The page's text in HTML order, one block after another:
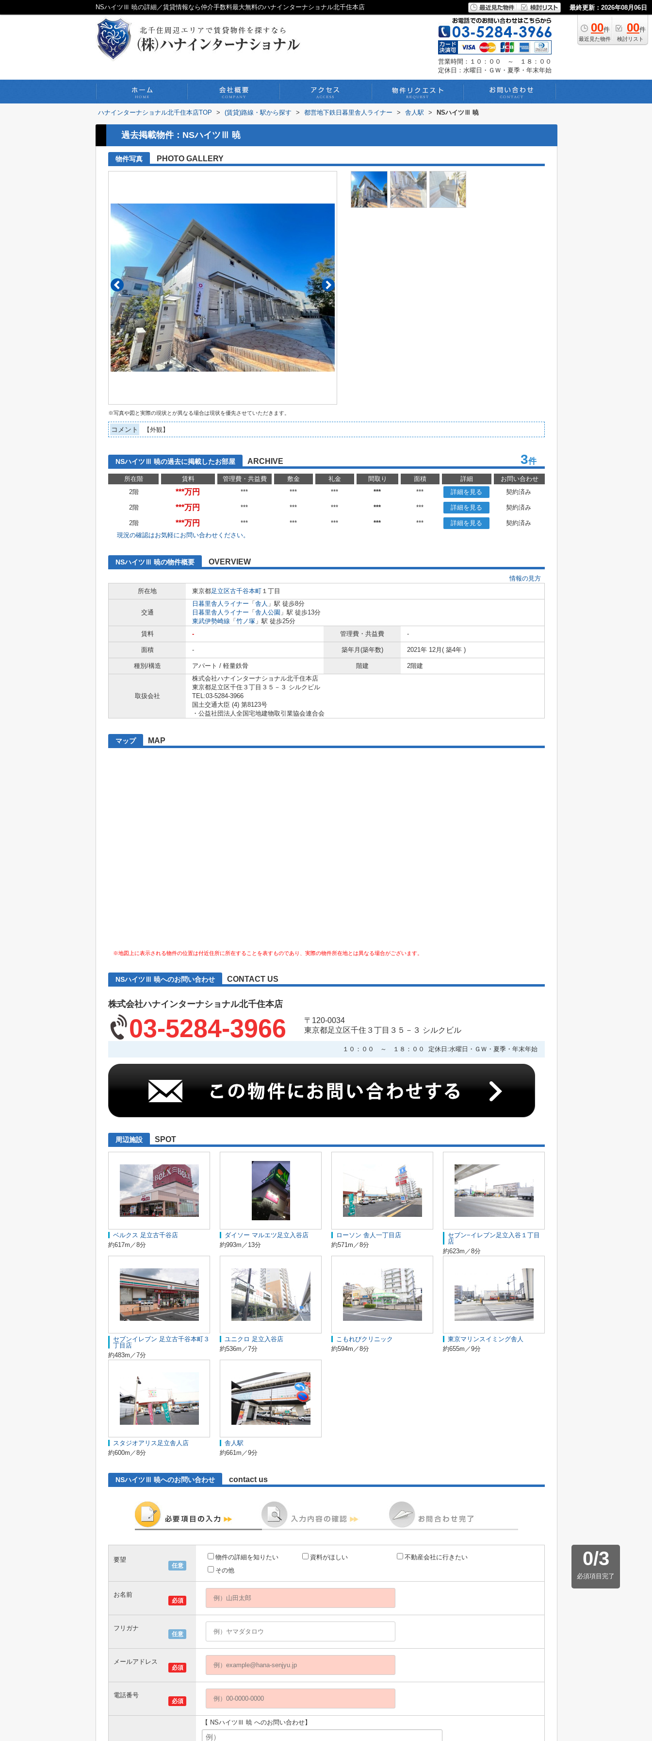
NSハイツⅢ 暁の詳細／賃貸情報なら仲介手数料最大無料のハナインターナショナル北千住本店 最終更新：2026年08月06日
00件
最近見た物件
00件
検討リスト
営業時間：１０：００ ～ １８：００
定休日：水曜日・ＧＷ・夏季・年末年始
ハナインターナショナル北千住本店TOP > (賃貸)路線・駅から探す > 都営地下鉄日暮里舎人ライナー > 舎人駅 > NSハイツⅢ 暁
過去掲載物件：NSハイツⅢ 暁
物件写真 PHOTO GALLERY
※写真や図と実際の現状とが異なる場合は現状を優先させていただきます。
コメント 【外観】
NSハイツⅢ 暁の過去に掲載したお部屋 ARCHIVE 3件
所在階 賃料 管理費・共益費 敷金 礼金 間取り 面積 詳細
お問い合わせ
2階
***万円 *** *** *** *** *** 詳細を見る 契約済み
2階 ***万円 *** *** *** *** *** 詳細を見る 契約済み
2階 ***万円 *** *** *** *** *** 詳細を見る
契約済み
現況の確認はお気軽にお問い合わせください。
NSハイツⅢ 暁の物件概要 OVERVIEW
情報の見方
所在地
東京都足立区古千谷本町 １丁目
交通
日暮里舎人ライナー 「 舎人 」駅 徒歩8分
日暮里舎人ライナー 「 舎人公園 」駅 徒歩13分
東武伊勢崎線 「 竹ノ塚 」駅 徒歩25分
賃料
- 管理費・共益費 -
面積 - 築年月(築年数) 2021年 12月( 築4年 )
種別/構造 アパート / 軽量鉄骨 階建 2階建
取扱会社
株式会社ハナインターナショナル北千住本店
東京都足立区千住３丁目３５－３ シルクビル
TEL:03-5284-3966
国土交通大臣 (4) 第8123号
・公益社団法人全国宅地建物取引業協会連合会
マップ MAP
※地図上に表示される物件の位置は付近住所に所在することを表すものであり、実際の物件所在地とは異なる場合がございます。
NSハイツⅢ 暁へのお問い合わせ CONTACT US
株式会社ハナインターナショナル北千住本店
03-5284-3966
〒120-0034
東京都足立区千住３丁目３５－３ シルクビル
１０：００ ～ １８：００ 定休日:水曜日・ＧＷ・夏季・年末年始
周辺施設 SPOT
ベルクス 足立古千谷店
約617m／8分
ダイソー マルエツ足立入谷店
約993m／13分
ローソン 舎人一丁目店
約571m／8分
セブン−イレブン足立入谷１丁目
店
約623m／8分
セブンイレブン 足立古千谷本町３
丁目店
約483m／7分
ユニクロ 足立入谷店
約536m／7分
こもれびクリニック
約594m／8分
東京マリンスイミング舎人
約655m／9分
スタジオアリス足立舎人店
約600m／8分
舎人駅
約661m／9分
NSハイツⅢ 暁へのお問い合わせ contact us
0/3
必須項目完了
任意
要望 物件の詳細を知りたい 資料がほしい
不動産会社に行きたい
その他
必須
お名前
任意
フリガナ
必須
メールアドレス
必須
電話番号
【 NSハイツⅢ 暁 へのお問い合わせ】